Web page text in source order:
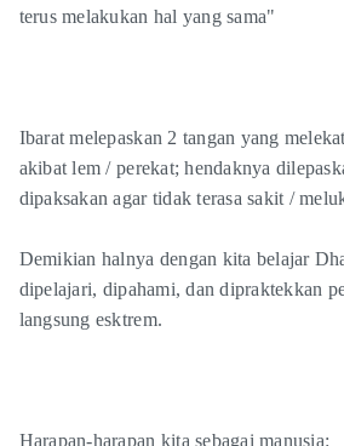
terus melakukan hal yang sama"
Ibarat melepaskan 2 tangan yang
akibat lem / perekat; hendaknya
dipaksakan agar tidak terasa sakit /
Demikian halnya dengan kita belajar
dipelajari, dipahami, dan dipraktekkan
langsung esktrem.
Harapan-harapan kita sebagai manusia: